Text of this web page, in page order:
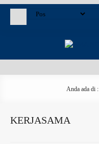
Anda ada di :
KERJASAMA